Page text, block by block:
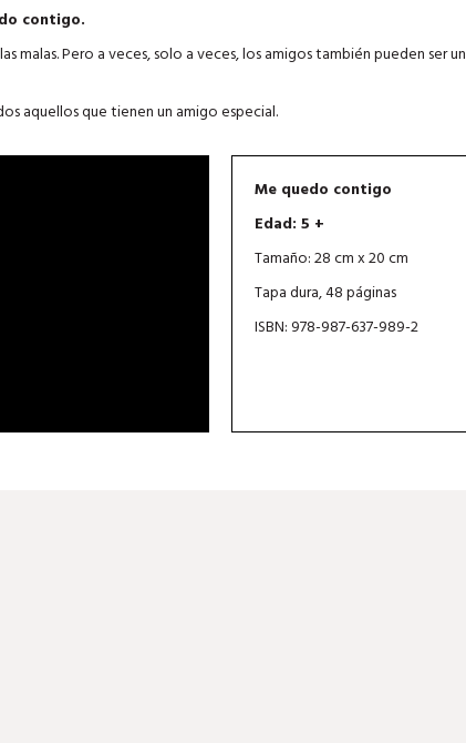
contigo.
malas. Pero a veces, solo a veces, los amigos también pueden ser un
aquellos que tienen un amigo especial.
Me quedo contigo
Edad: 5 +
Tamaño: 28 cm x 20 cm
Tapa dura, 48 páginas
ISBN: 978-987-637-989-2